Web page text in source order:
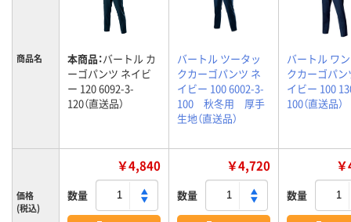
商品名 本商品：バートル カ
ーゴパンツ ネイビ
ー 120 6092-3-
120（直送品）
バートル ツータッ
クカーゴパンツ ネ
イビー 100 6002-3-
100 秋冬用 厚手
生地（直送品）
バートル ワ
クカーゴパン
イビー 100
100（直送品）
価格
(税込)
￥4,840
数量
￥4,720
数量 数量